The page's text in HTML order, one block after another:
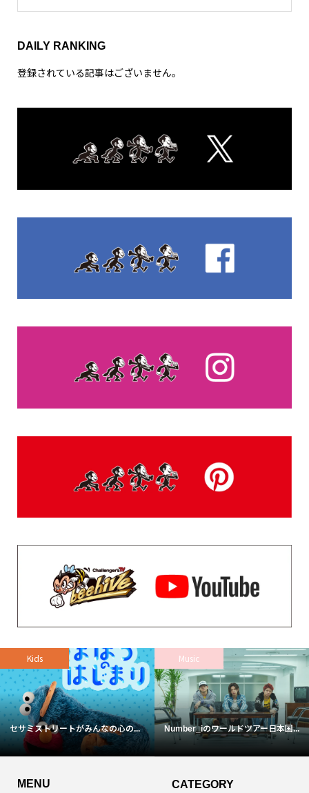
DAILY RANKING
登録されている記事はございません。
Kids
セサミストリートがみんなの心の...
Music
Number_iのワールドツアー日本国...
MENU CATEGORY